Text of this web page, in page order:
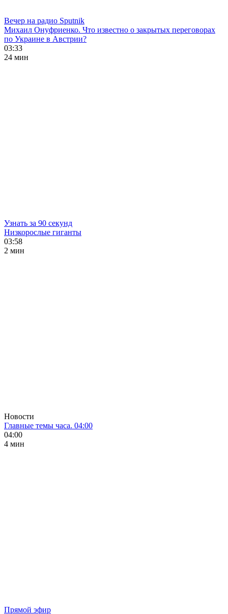
Вечер на радио Sputnik
Михаил Онуфриенко. Что известно о закрытых переговорах
по Украине в Австрии?
03:33
24 мин
Узнать за 90 секунд
Низкорослые гиганты
03:58
2 мин
Новости
Главные темы часа. 04:00
04:00
4 мин
Прямой эфир